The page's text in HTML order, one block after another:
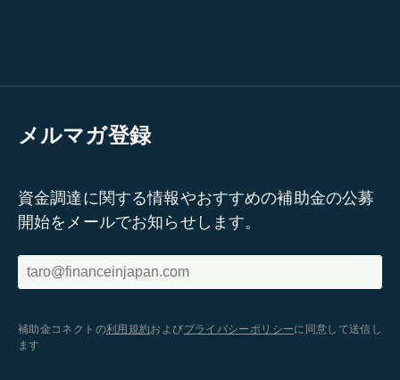
メルマガ登録
資金調達に関する情報やおすすめの補助金の公募
開始をメールでお知らせします。
補助金コネクトの利用規約およびプライバシーポリシーに同意して送信し
ます